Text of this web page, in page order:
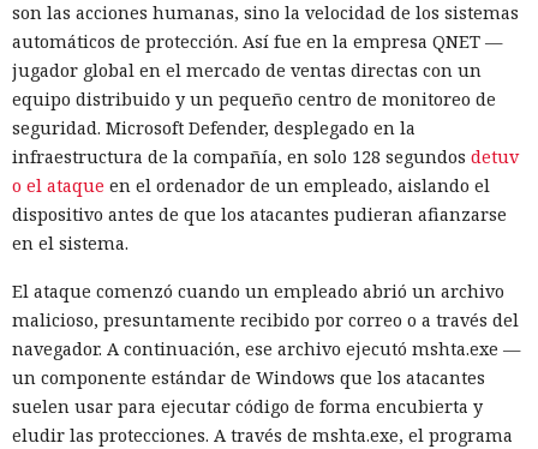
son las acciones humanas, sino la velocidad de los sistemas
automáticos de protección. Así fue en la empresa QNET —
jugador global en el mercado de ventas directas con un
equipo distribuido y un pequeño centro de monitoreo de
seguridad. Microsoft Defender, desplegado en la
infraestructura de la compañía, en solo 128 segundos detuv
o el ataque en el ordenador de un empleado, aislando el
dispositivo antes de que los atacantes pudieran afianzarse
en el sistema.
El ataque comenzó cuando un empleado abrió un archivo
malicioso, presuntamente recibido por correo o a través del
navegador. A continuación, ese archivo ejecutó mshta.exe —
un componente estándar de Windows que los atacantes
suelen usar para ejecutar código de forma encubierta y
eludir las protecciones. A través de mshta.exe, el programa